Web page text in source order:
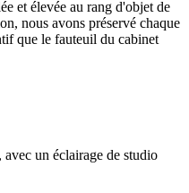
et élevée au rang d'objet de
nous avons préservé chaque
que le fauteuil du cabinet
un éclairage de studio